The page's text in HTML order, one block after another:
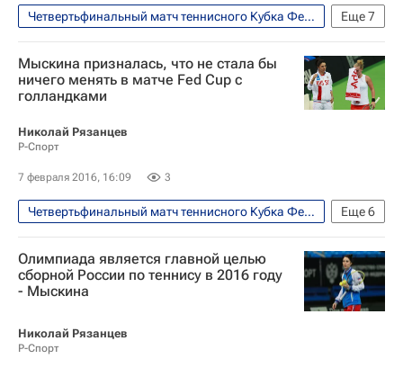
Еще7
Четвертьфинальный матч теннисного Кубка Федерации между сборными России и Нидерландов, 6-7 февраля
Фото
Теннис
Спорт
Кубок Федерации по фигурному катанию
Сборная России по теннису
Кики Бертенс
Мыскина призналась, что не стала бы
ничего менять в матче Fed Cup с
голландками
Николай Рязанцев
Р-Спорт
7 февраля 2016, 16:09 3
Еще6
Четвертьфинальный матч теннисного Кубка Федерации между сборными России и Нидерландов, 6-7 февраля
Теннис
Спорт
Анастасия Мыскина
Кубок Билли Джин Кинг (Кубок Федераций)
Олимпиада является главной целью
сборной России по теннису в 2016 году
- Мыскина
Николай Рязанцев
Р-Спорт